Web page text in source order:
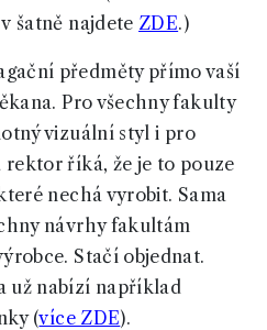
šatně najdete ZDE.)
předměty přímo vaší
Pro všechny fakulty
vizuální styl i pro
rektor říká, že je to pouze
nechá vyrobit. Sama
návrhy fakultám
Stačí objednat.
už nabízí například
(více ZDE).